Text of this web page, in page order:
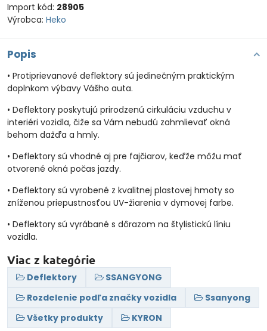
Import kód: 28905
Výrobca: Heko
Popis
• Protiprievanové deflektory sú jedinečným praktickým
doplnkom výbavy Vášho auta.
• Deflektory poskytujú prirodzenú cirkuláciu vzduchu v
interiéri vozidla, čiže sa Vám nebudú zahmlievať okná
behom dažďa a hmly.
• Deflektory sú vhodné aj pre fajčiarov, keďže môžu mať
otvorené okná počas jazdy.
• Deflektory sú vyrobené z kvalitnej plastovej hmoty so
zníženou priepustnosťou UV-žiarenia v dymovej farbe.
• Deflektory sú vyrábané s dôrazom na štylistickú líniu
vozidla.
Viac z kategórie
Deflektory
SSANGYONG
Rozdelenie podľa značky vozidla
Ssanyong
Všetky produkty
KYRON